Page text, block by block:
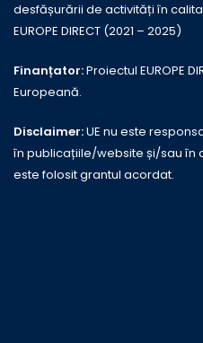
desfășurării de activități în
EUROPE DIRECT (2021 – 2025)
Finanțator:Proiectul EUROPE
Europeană.
Disclaimer:UE nu este
în publicațiile/website și/sau în
este folosit grantul acordat.